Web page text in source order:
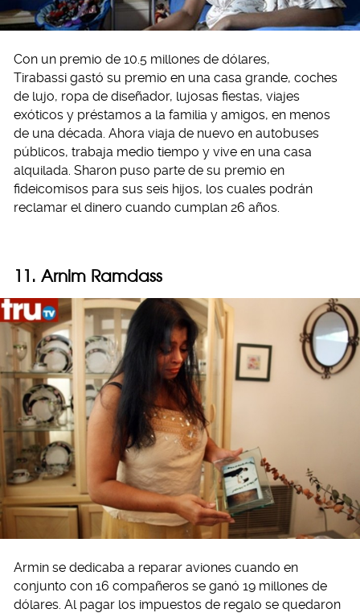
Con un premio de 10.5 millones de dólares,
Tirabassi gastó su premio en una casa grande, coches
de lujo, ropa de diseñador, lujosas fiestas, viajes
exóticos y préstamos a la familia y amigos, en menos
de una década. Ahora viaja de nuevo en autobuses
públicos, trabaja medio tiempo y vive en una casa
alquilada. Sharon puso parte de su premio en
fideicomisos para sus seis hijos, los cuales podrán
reclamar el dinero cuando cumplan 26 años.
11. Arnim Ramdass
Armin se dedicaba a reparar aviones cuando en
conjunto con 16 compañeros se ganó 19 millones de
dólares. Al pagar los impuestos de regalo se quedaron